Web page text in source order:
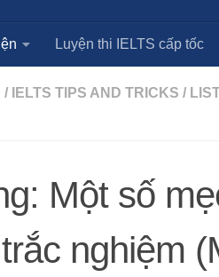
Luyện thi IELTS cấp tốc
/ IELTS TIPS AND TRICKS /
Một số
nghiệm